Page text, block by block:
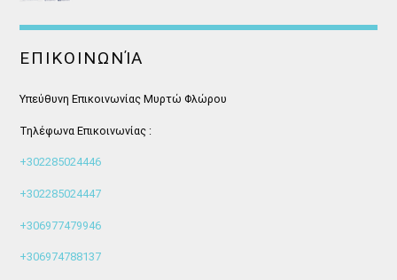
ΕΠΙΚΟΙΝΩΝΊΑ
Υπεύθυνη Επικοινωνίας Μυρτώ Φλώρου
Τηλέφωνα Επικοινωνίας :
+302285024446
+302285024447
+306977479946
+306974788137